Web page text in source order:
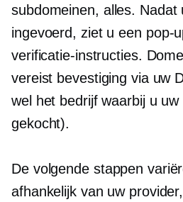
subdomeinen, alles. Nadat
ingevoerd, ziet u een pop-
verificatie-instructies.
vereist bevestiging via uw
wel het bedrijf waarbij u
gekocht).
De volgende stappen
afhankelijk van uw